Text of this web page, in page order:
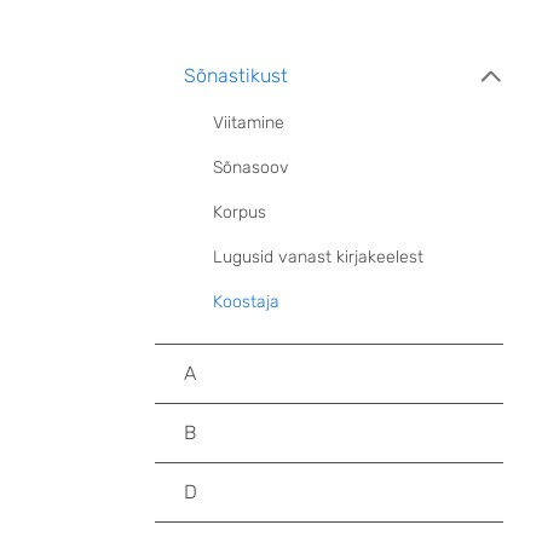
Sõnastikust
Viitamine
Sõnasoov
Korpus
Lugusid vanast kirjakeelest
Koostaja
A
B
D